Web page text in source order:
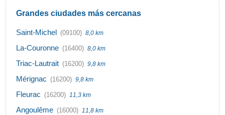
Grandes ciudades más cercanas
Saint-Michel (09100) 8,0 km
La-Couronne (16400) 8,0 km
Triac-Lautrait (16200) 9,8 km
Mérignac (16200) 9,8 km
Fleurac (16200) 11,3 km
Angoulême (16000) 11,8 km